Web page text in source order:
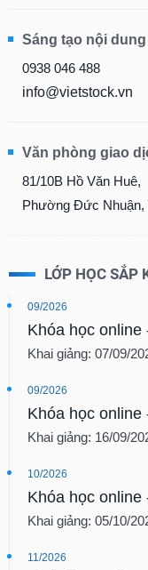
Sáng tạo nội dung
0938 046 488
info@vietstock.vn
Văn phòng giao
81/10B Hồ Văn Huê,
Phường Đức Nhuận,
LỚP HỌC SẮP
09/2026
Khóa học
Khai giảng: 07/09/
09/2026
Khóa học
Khai giảng: 16/09/
10/2026
Khóa học
Khai giảng: 05/10/
11/2026